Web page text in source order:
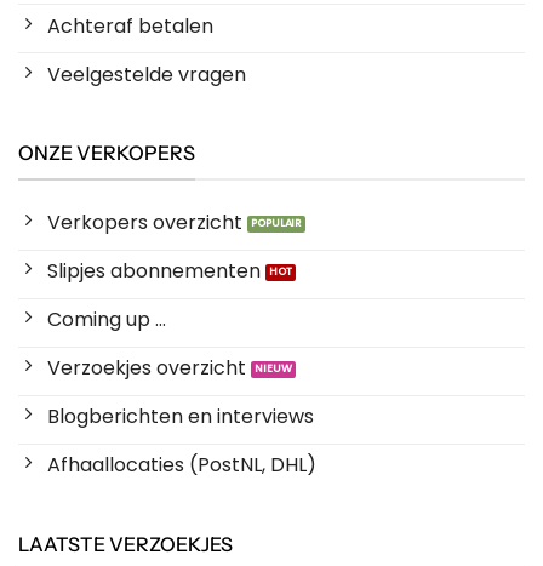
Achteraf betalen
Veelgestelde vragen
ONZE VERKOPERS
Verkopers overzicht
Slipjes abonnementen
Coming up ...
Verzoekjes overzicht
Blogberichten en interviews
Afhaallocaties (PostNL, DHL)
LAATSTE VERZOEKJES